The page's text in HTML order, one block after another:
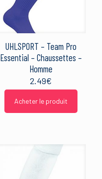
UHLSPORT – Team Pro
Essential – Chaussettes –
Homme
2.49€
Acheter le produit